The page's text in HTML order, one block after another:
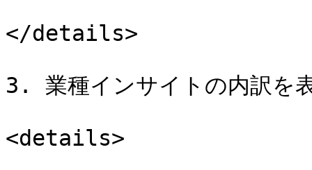
</details>
3. 業種インサイトの内訳を
<details>